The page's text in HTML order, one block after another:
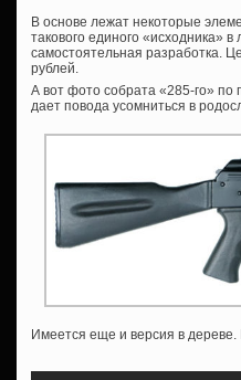
В основе лежат некоторые
такового единого «исходника»
самостоятельная разработка.
рублей.
А вот фото собрата «285-го»
дает повода усомниться в
Имеется еще и версия в